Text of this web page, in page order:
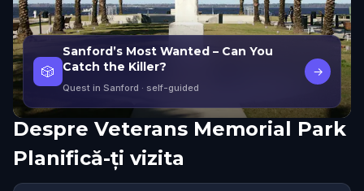
🎲
Sanford’s Most Wanted – Can You
Catch the Killer?
Quest in Sanford · self-guided
→
Despre Veterans Memorial Park
Planifică-ți vizita